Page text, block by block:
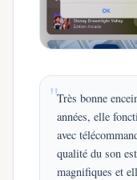
Très bonne
années, elle
avec
qualité du son
magnifiques et